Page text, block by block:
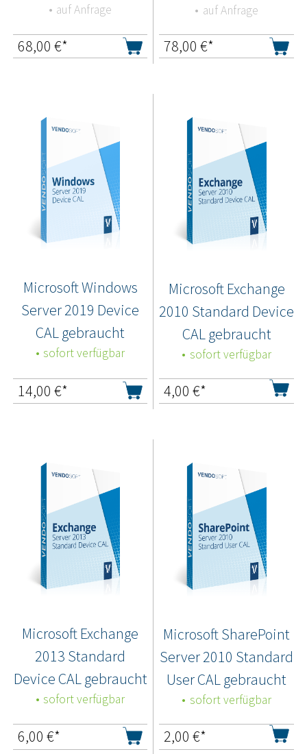
auf Anfrage
68,00 €*
auf Anfrage
78,00 €*
Microsoft Windows
Server 2019 Device
CAL gebraucht
sofort verfügbar
14,00 €*
Microsoft Exchange
2010 Standard Device
CAL gebraucht
sofort verfügbar
4,00 €*
Microsoft Exchange
2013 Standard
Device CAL gebraucht
sofort verfügbar
6,00 €*
Microsoft SharePoint
Server 2010 Standard
User CAL gebraucht
sofort verfügbar
2,00 €*